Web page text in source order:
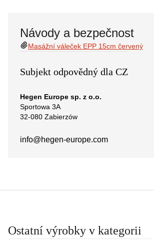
Návody a bezpečnost
Masážní váleček EPP 15cm červený
Subjekt odpovědný dla CZ
Hegen Europe sp. z o.o.
Sportowa 3A
32-080 Zabierzów
info@hegen-europe.com
Ostatní výrobky v kategorii